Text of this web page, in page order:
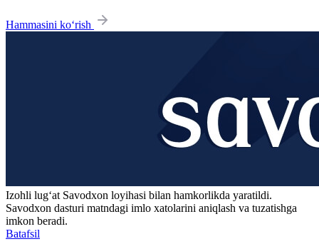
Hammasini ko‘rish
Izohli lugʻat Savodxon loyihasi bilan hamkorlikda yaratildi.
Savodxon dasturi matndagi imlo xatolarini aniqlash va tuzatishga
imkon beradi.
Batafsil